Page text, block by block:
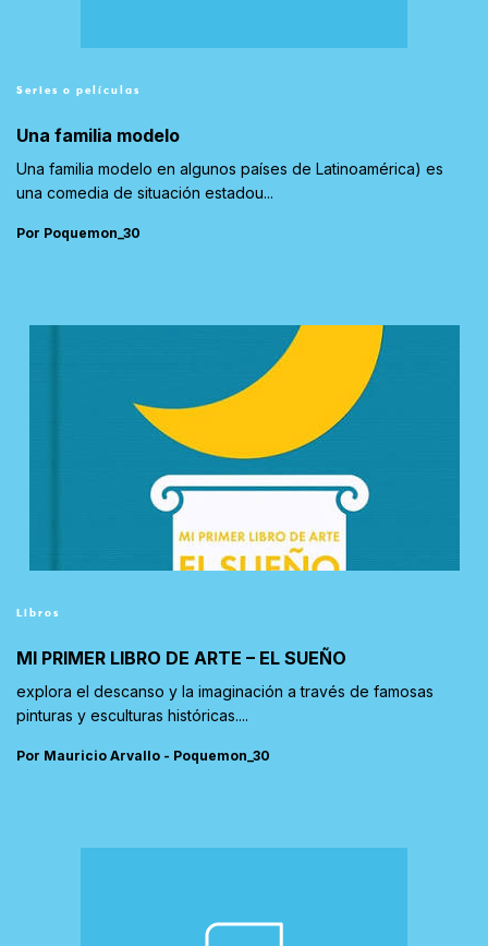
Series o películas
Una familia modelo
Una familia modelo en algunos países de Latinoamérica) es
una comedia de situación estadou...
Por Poquemon_30
Libros
MI PRIMER LIBRO DE ARTE – EL SUEÑO
explora el descanso y la imaginación a través de famosas
pinturas y esculturas históricas....
Por Mauricio Arvallo - Poquemon_30